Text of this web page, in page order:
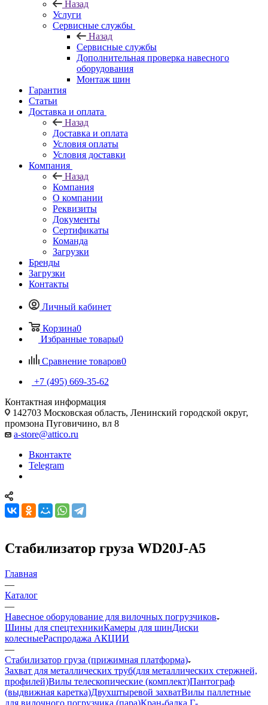
Назад
Услуги
Сервисные службы
Назад
Сервисные службы
Дополнительная проверка навесного
оборудования
Монтаж шин
Гарантия
Статьи
Доставка и оплата
Назад
Доставка и оплата
Условия оплаты
Условия доставки
Компания
Назад
Компания
О компании
Реквизиты
Документы
Сертификаты
Команда
Загрузки
Бренды
Загрузки
Контакты
Личный кабинет
Корзина0
Избранные товары0
Сравнение товаров0
+7 (495) 669-35-62
Контактная информация
142703 Московская область, Ленинский городской округ,
промзона Пуговичино, вл 8
a-store@attico.ru
Вконтакте
Telegram
Стабилизатор груза WD20J-A5
Главная
—
Каталог
—
Навесное оборудование для вилочных погрузчиков
Шины для спецтехникиКамеры для шинДиски
колесныеРаспродажа АКЦИИ
—
Стабилизатор груза (прижимная платформа)
Захват для металлических труб(для металлических стержней,
профилей)Вилы телескопические (комплект)Пантограф
(выдвижная каретка)Двухштыревой захватВилы паллетные
для вилочного погрузчика (пара)Кран-балка Г-